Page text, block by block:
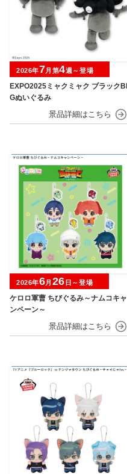
EXPO2025ミャクミャク ブラックBI
Gぬいぐるみ
2026年7月第4週～登場
ケロロ軍曹 ちびぐるみ～ナムコキャ
ンペーン～
2026年6月 26 日～登場